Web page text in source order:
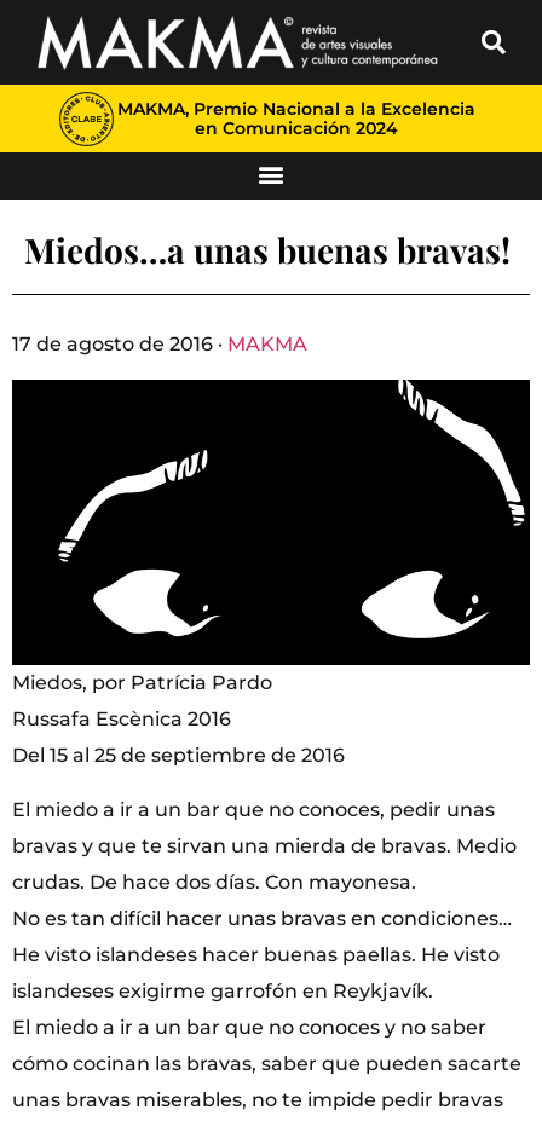
MAKMA, Premio Nacional a la Excelencia
en Comunicación 2024
Miedos…a unas buenas bravas!
17 de agosto de 2016 · MAKMA
Miedos, por Patrícia Pardo
Russafa Escènica 2016
Del 15 al 25 de septiembre de 2016
El miedo a ir a un bar que no conoces, pedir unas
bravas y que te sirvan una mierda de bravas. Medio
crudas. De hace dos días. Con mayonesa.
No es tan difícil hacer unas bravas en condiciones…
He visto islandeses hacer buenas paellas. He visto
islandeses exigirme garrofón en Reykjavík.
El miedo a ir a un bar que no conoces y no saber
cómo cocinan las bravas, saber que pueden sacarte
unas bravas miserables, no te impide pedir bravas